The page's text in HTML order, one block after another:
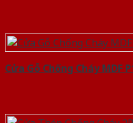
Cửa Gỗ Chống Cháy MDF